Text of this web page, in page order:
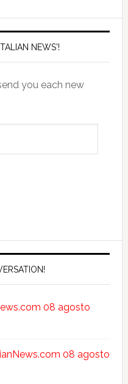
NEWS'!
you each new
08 agosto
08 agosto